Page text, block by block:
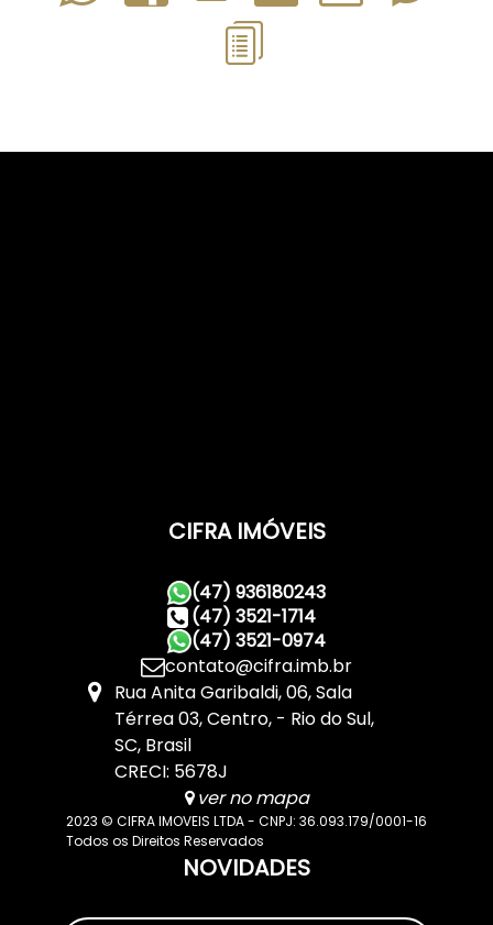
CIFRA IMÓVEIS
(47) 936180243
(47) 3521-1714
(47) 3521-0974
contato@cifra.imb.br
Rua Anita Garibaldi,06,Sala
Térrea 03,Centro, Rio do Sul,
SC, Brasil
CRECI: 5678J
ver no mapa
2023 © CIFRA IMOVEIS LTDA - CNPJ: 36.093.179/0001-16
Todos os Direitos Reservados
NOVIDADES